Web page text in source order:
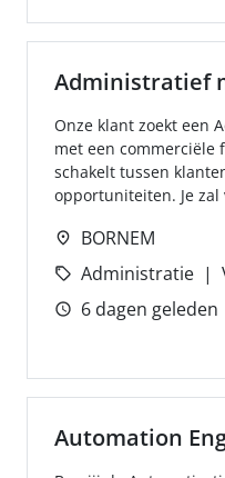
Administratief
Onze klant zoekt een
met een commerciële
schakelt tussen
opportuniteiten. Je zal
BORNEM
Administratie
6 dagen geleden
Automation